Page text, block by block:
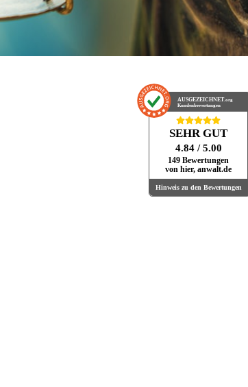
AUSGEZEICHNET .org
Kundenbewertungen
SEHR GUT
4.84 / 5.00
149 Bewertungen
von hier, anwalt.de
Hinweis zu den Bewertungen